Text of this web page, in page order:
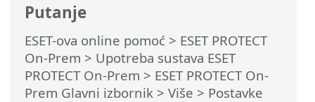
Putanje
ESET-ova online pomoć > ESET PROTECT
On-Prem > Upotreba sustava ESET
PROTECT On-Prem > ESET PROTECT On-
Prem Glavni izbornik > Više > Postavke